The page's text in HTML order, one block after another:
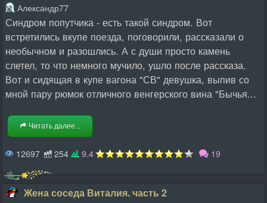
Александр77
Синдром попутчика - есть такой синдром. Вот
встретились вкупе поезда, поговорили, рассказали о
необычном и разошлись. А с души просто камень
слетел, то что немного мучило, ушло после рассказа.
Вот и сидящая в купе вагона "СВ" девушка, выпив со
мной пару рюмок отличного венгерского вина "Бычья...
Читать далее...
12697 254 9.4 19
Жена соседа Виталия. часть 2